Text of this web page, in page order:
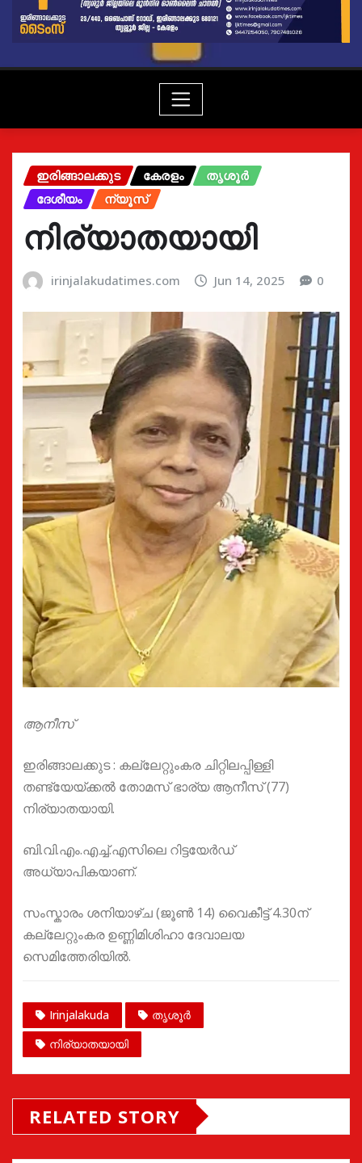
ഇരിങ്ങാലക്കുട കേരളം
തൃശൂർ
ദേശീയം
ന്യൂസ്
നിര്യാതയായി
irinjalakudatimes.com Jun 14, 2025 0
ആനീസ്
ഇരിങ്ങാലക്കുട : കല്ലേറ്റുംകര ചിറ്റിലപ്പിള്ളി
തണ്ട്യേയ്ക്കൽ തോമസ് ഭാര്യ ആനീസ് (77)
നിര്യാതയായി.
ബി.വി.എം.എച്ച്.എസിലെ റിട്ടയേർഡ്
അധ്യാപികയാണ്.
സംസ്കാരം ശനിയാഴ്ച (ജൂൺ 14) വൈകീട്ട് 4.30ന്
കല്ലേറ്റുംകര ഉണ്ണിമിശിഹാ ദേവാലയ
സെമിത്തേരിയിൽ.
Irinjalakuda
തൃശൂർ
നിര്യാതയായി
RELATED STORY